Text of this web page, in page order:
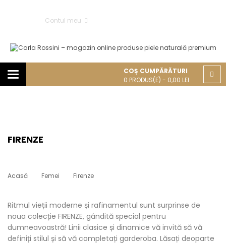
Contul meu
Categories
COȘ CUMPĂRĂTURI
0 PRODUS(E) - 0,00 LEI
FIRENZE
Acasă Femei Firenze
Ritmul vieții moderne și rafinamentul sunt surprinse de
noua colecție FIRENZE, gândită special pentru
dumneavoastră! Linii clasice și dinamice vă invită să vă
definiți stilul și să vă completați garderoba. Lăsați deoparte